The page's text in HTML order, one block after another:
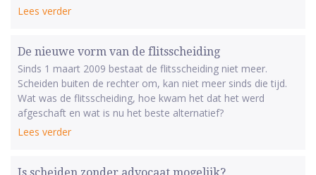
Lees verder
De nieuwe vorm van de flitsscheiding
Sinds 1 maart 2009 bestaat de flitsscheiding niet meer.
Scheiden buiten de rechter om, kan niet meer sinds die tijd.
Wat was de flitsscheiding, hoe kwam het dat het werd
afgeschaft en wat is nu het beste alternatief?
Lees verder